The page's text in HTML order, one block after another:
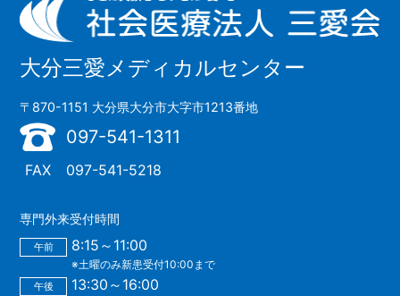
大分三愛メディカルセンター
〒870-1151 大分県大分市大字市1213番地
097-541-1311
FAX 097-541-5218
専門外来受付時間
午前 8:15～11:00
※土曜のみ新患受付10:00まで
午後 13:30～16:00